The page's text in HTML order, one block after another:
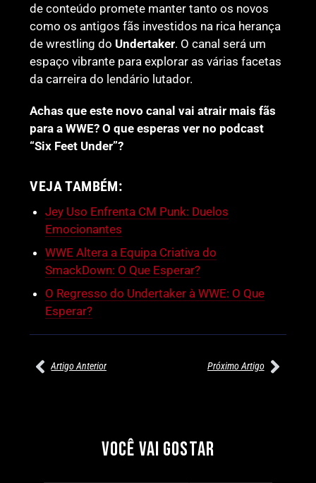
de conteúdo promete manter tanto os novos
como os antigos fãs investidos na rica herança
de wrestling do Undertaker. O canal será um
espaço vibrante para explorar as várias facetas
da carreira do lendário lutador.
Achas que este novo canal vai atrair mais fãs
para a WWE? O que esperas ver no podcast
“Six Feet Under”?
VEJA TAMBÉM:
Jey Uso Enfrenta CM Punk: Duelos
Emocionantes
WWE Altera a Equipa Criativa do
SmackDown: O Que Esperar?
O Regresso do Undertaker à WWE: O Que
Esperar?
Artigo Anterior Próximo Artigo
VOCÊ VAI GOSTAR
SEGMENTOS A NÃO PERDER
Por exclusivewrestling
MUNDIAL FEMININO NA AEW
REDEMPTION
Por exclusivewrestling